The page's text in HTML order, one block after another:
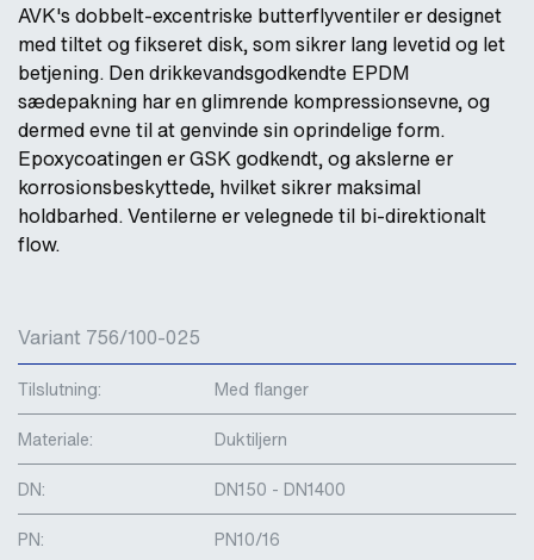
AVK's dobbelt-excentriske butterflyventiler er designet
med tiltet og fikseret disk, som sikrer lang levetid og let
betjening. Den drikkevandsgodkendte EPDM
sædepakning har en glimrende kompressionsevne, og
dermed evne til at genvinde sin oprindelige form.
Epoxycoatingen er GSK godkendt, og akslerne er
korrosionsbeskyttede, hvilket sikrer maksimal
holdbarhed. Ventilerne er velegnede til bi-direktionalt
flow.
Variant 756/100-025
Tilslutning:
Med flanger
Materiale:
Duktiljern
DN:
DN150 - DN1400
PN:
PN10/16